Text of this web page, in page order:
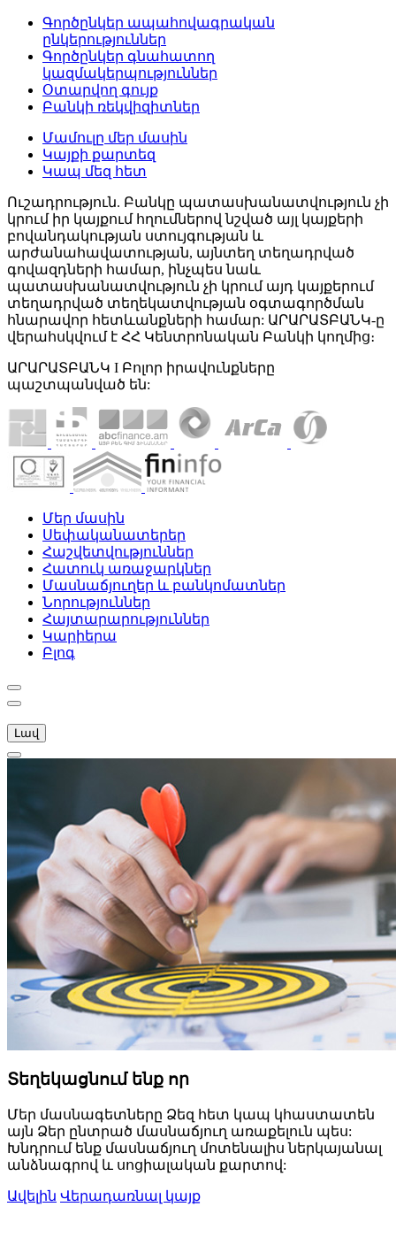
Գործընկեր ապահովագրական
ընկերություններ
Գործընկեր գնահատող
կազմակերպություններ
Օտարվող գույք
Բանկի ռեկվիզիտներ
Մամուլը մեր մասին
Կայքի քարտեզ
Կապ մեզ հետ
Ուշադրություն. Բանկը պատասխանատվություն չի
կրում իր կայքում հղումներով նշված այլ կայքերի
բովանդակության ստույգության և
արժանահավատության, այնտեղ տեղադրված
գովազդների համար, ինչպես նաև
պատասխանատվություն չի կրում այդ կայքերում
տեղադրված տեղեկատվության օգտագործման
հնարավոր հետևանքների համար: ԱՐԱՐԱՏԲԱՆԿ-ը
վերահսկվում է ՀՀ Կենտրոնական Բանկի կողմից։
ԱՐԱՐԱՏԲԱՆԿ I Բոլոր իրավունքները
պաշտպանված են:
Մեր մասին
Սեփականատերեր
Հաշվետվություններ
Հատուկ առաջարկներ
Մասնաճյուղեր և բանկոմատներ
Նորություններ
Հայտարարություններ
Կարիերա
Բլոգ
Լավ
Տեղեկացնում ենք որ
Մեր մասնագետները Ձեզ հետ կապ կհաստատեն
այն Ձեր ընտրած մասնաճյուղ առաքելուն պես:
Խնդրում ենք մասնաճյուղ մոտենալիս ներկայանալ
անձնագրով և սոցիալական քարտով:
Ավելին Վերադառնալ կայք